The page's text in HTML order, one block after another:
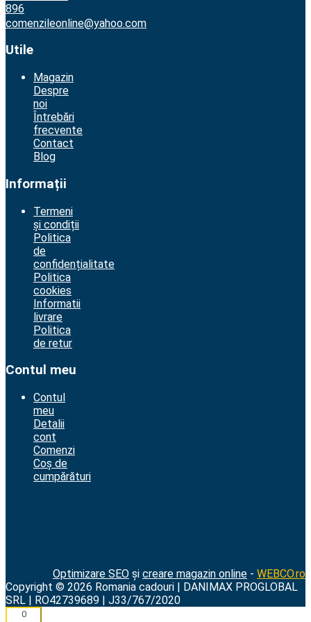
896
comenzileonline@yahoo.com
Utile
Magazin
Despre
noi
Întrebări
frecvente
Contact
Blog
Informații
Termeni
și condiții
Politica
de
confidențialitate
Politica
cookies
Informatii
livrare
Politica
de retur
Contul meu
Contul
meu
Detalii
cont
Comenzi
Coș de
cumpărături
Optimizare SEO și creare magazin online - WEBCO.ro
Copyright © 2026 Romania cadouri | DANIMAX PROGLOBAL
SRL | RO42739689 | J33/767/2020
0